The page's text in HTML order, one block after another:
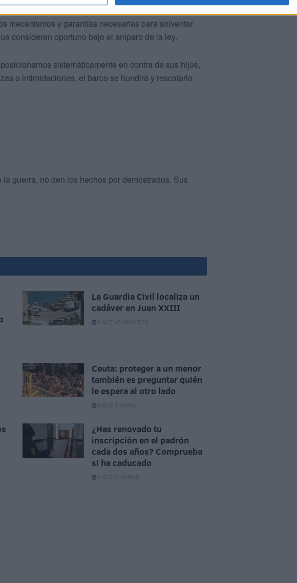
mecanismos y garantías necesarias para solventar
consideren oportuno bajo el amparo de la ley.
sistemáticamente en contra de sus hijos,
o intimidaciones, el barco se hundirá y rescatarlo
guerra, no den los hechos por demostrados. Sus
La Guardia Civil localiza un
cadáver en Juan XXIII
HACE 43 MINUTOS
Ceuta: proteger a un menor
también es preguntar quién
le espera al otro lado
HACE 1 HORA
¿Has renovado tu
inscripción en el padrón
cada dos años? Comprueba
si ha caducado
HACE 3 HORAS